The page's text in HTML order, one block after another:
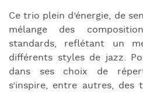
Ce trio plein d’énergie, de
mélange des
standards, reflétant un
différents styles de jazz.
dans ses choix de
s’inspire, entre autres,